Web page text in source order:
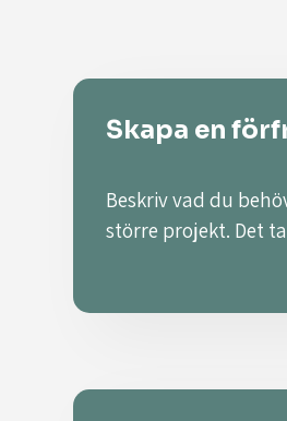
Skapa en
Beskriv vad du
större projekt. Det